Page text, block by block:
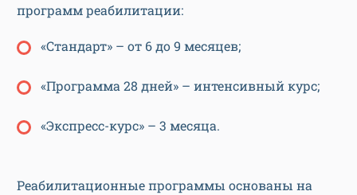
программ реабилитации:
«Стандарт» – от 6 до 9 месяцев;
«Программа 28 дней» – интенсивный курс;
«Экспресс-курс» – 3 месяца.
Реабилитационные программы основаны на